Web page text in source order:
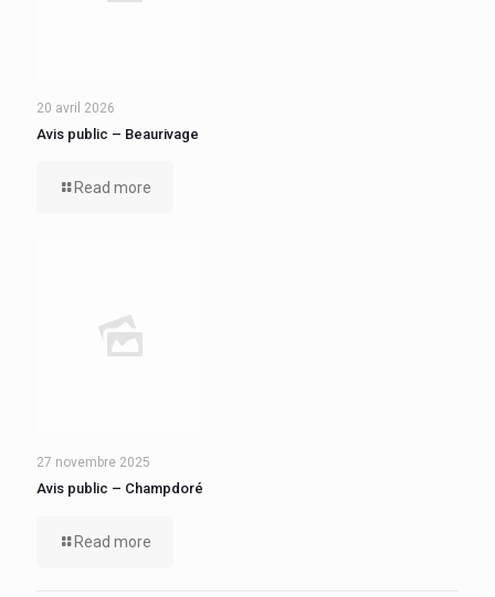
20 avril 2026
Avis public – Beaurivage
Read more
27 novembre 2025
Avis public – Champdoré
Read more